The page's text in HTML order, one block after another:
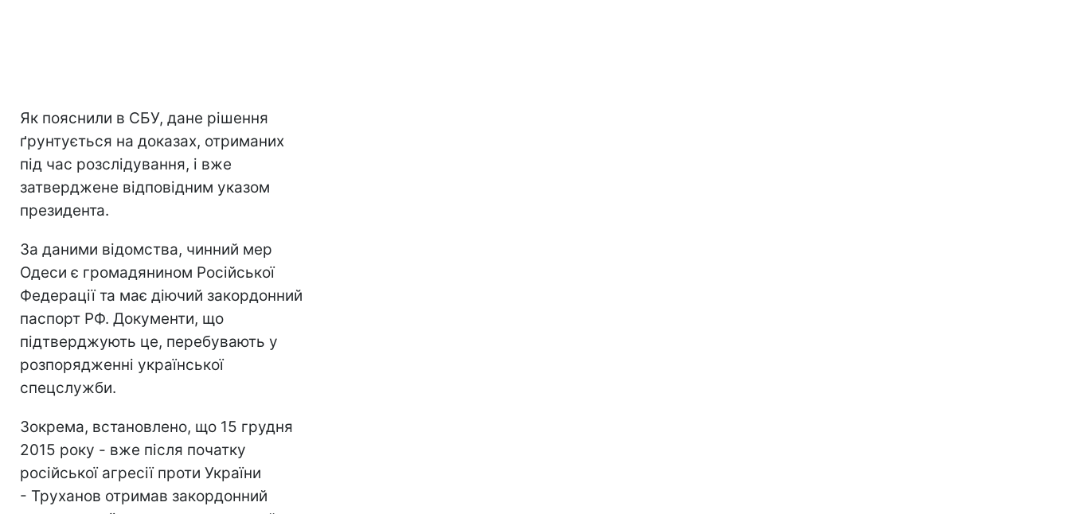
Як пояснили в СБУ, дане рішення
ґрунтується на доказах, отриманих
під час розслідування, і вже
затверджене відповідним указом
президента.
За даними відомства, чинний мер
Одеси є громадянином Російської
Федерації та має діючий закордонний
паспорт РФ. Документи, що
підтверджують це, перебувають у
розпорядженні української
спецслужби.
Зокрема, встановлено, що 15 грудня
2015 року - вже після початку
російської агресії проти України
- Труханов отримав закордонний